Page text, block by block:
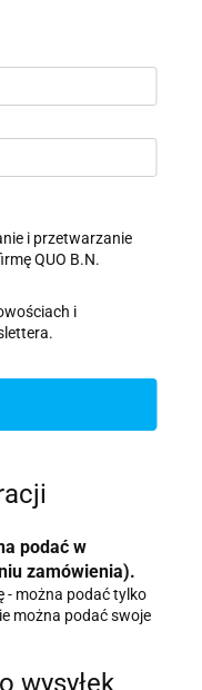
i przetwarzanie
QUO B.N.
i
podać w
zamówienia).
- można podać tylko
można podać swoje
wysyłek